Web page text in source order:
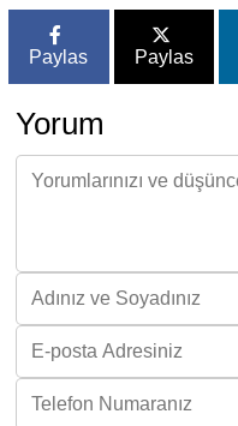
Paylas Paylas
Yorum